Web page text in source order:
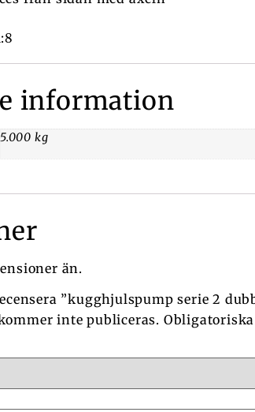
information
5.000 kg
än.
”kugghjulspump serie 2
inte publiceras.